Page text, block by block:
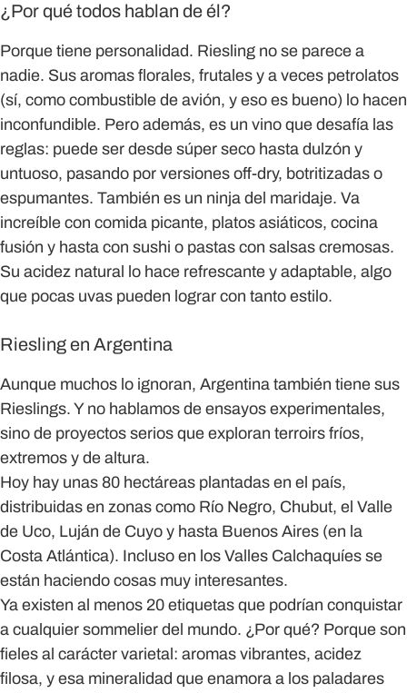
¿Por qué todos hablan de él?
Porque tiene personalidad. Riesling no se parece a
nadie. Sus aromas florales, frutales y a veces petrolatos
(sí, como combustible de avión, y eso es bueno) lo hacen
inconfundible. Pero además, es un vino que desafía las
reglas: puede ser desde súper seco hasta dulzón y
untuoso, pasando por versiones off-dry, botritizadas o
espumantes. También es un ninja del maridaje. Va
increíble con comida picante, platos asiáticos, cocina
fusión y hasta con sushi o pastas con salsas cremosas.
Su acidez natural lo hace refrescante y adaptable, algo
que pocas uvas pueden lograr con tanto estilo.
Riesling en Argentina
Aunque muchos lo ignoran, Argentina también tiene sus
Rieslings. Y no hablamos de ensayos experimentales,
sino de proyectos serios que exploran terroirs fríos,
extremos y de altura.
Hoy hay unas 80 hectáreas plantadas en el país,
distribuidas en zonas como Río Negro, Chubut, el Valle
de Uco, Luján de Cuyo y hasta Buenos Aires (en la
Costa Atlántica). Incluso en los Valles Calchaquíes se
están haciendo cosas muy interesantes.
Ya existen al menos 20 etiquetas que podrían conquistar
a cualquier sommelier del mundo. ¿Por qué? Porque son
fieles al carácter varietal: aromas vibrantes, acidez
filosa, y esa mineralidad que enamora a los paladares